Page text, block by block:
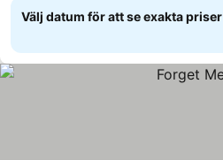
Välj datum för att se exakta priser